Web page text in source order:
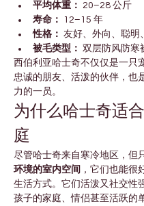
平均体重：
20–28 公斤
寿命：
12–15 年
性格： 友好、外向、聪明
被毛类型： 双层防风防寒
西伯利亚哈士奇不仅仅是一只
忠诚的朋友、活泼的伙伴，也
力的一员。
为什么哈士奇适
庭
尽管哈士奇来自寒冷地区，但
环境的室内空间
，它们也能很
生活方式。它们活泼又社交性
孩子的家庭、情侣甚至活跃的